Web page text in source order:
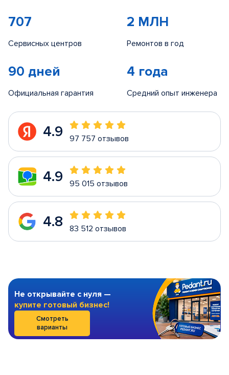
707
Сервисных центров
2 МЛН
Ремонтов в год
90 дней
Официальная гарантия
4 года
Средний опыт инженера
4.9 97 757 отзывов
4.9 95 015 отзывов
4.8 83 512 отзывов
Не открывайте с нуля —
купите готовый бизнес!
Смотреть
варианты